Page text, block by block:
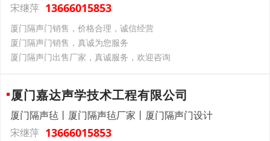
宋继萍 13666015853
厦门隔声门销售，价格合理，诚信经营
厦门隔声门销售，真诚为您服务
厦门隔声门出售厂家，真诚服务，欢迎咨询
厦门嘉达声学技术工程有限公司
厦门隔声毡丨厦门隔声毡厂家丨厦门隔声门设计
宋继萍 13666015853